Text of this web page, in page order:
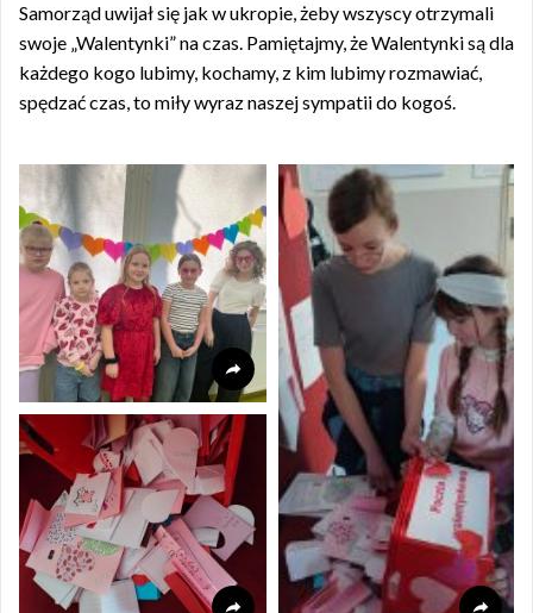
Samorząd uwijał się jak w ukropie, żeby wszyscy otrzymali
swoje „Walentynki” na czas. Pamiętajmy, że Walentynki są dla
każdego kogo lubimy, kochamy, z kim lubimy rozmawiać,
spędzać czas, to miły wyraz naszej sympatii do kogoś.